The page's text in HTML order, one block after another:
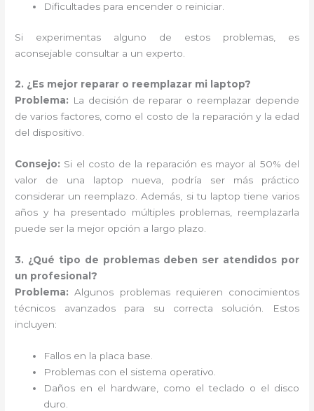
Dificultades para encender o reiniciar.
Si experimentas alguno de estos problemas, es
aconsejable consultar a un experto.
2. ¿Es mejor reparar o reemplazar mi laptop?
Problema: La decisión de reparar o reemplazar depende
de varios factores, como el costo de la reparación y la edad
del dispositivo.
Consejo: Si el costo de la reparación es mayor al 50% del
valor de una laptop nueva, podría ser más práctico
considerar un reemplazo. Además, si tu laptop tiene varios
años y ha presentado múltiples problemas, reemplazarla
puede ser la mejor opción a largo plazo.
3. ¿Qué tipo de problemas deben ser atendidos por
un profesional?
Problema: Algunos problemas requieren conocimientos
técnicos avanzados para su correcta solución. Estos
incluyen:
Fallos en la placa base.
Problemas con el sistema operativo.
Daños en el hardware, como el teclado o el disco
duro.